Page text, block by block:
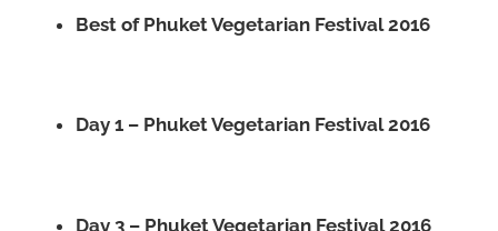
Best of Phuket Vegetarian Festival 2016
Day 1 – Phuket Vegetarian Festival 2016
Day 3 – Phuket Vegetarian Festival 2016